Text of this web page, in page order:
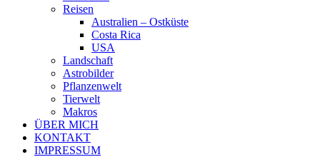
Reisen
Australien – Ostküste
Costa Rica
USA
Landschaft
Astrobilder
Pflanzenwelt
Tierwelt
Makros
ÜBER MICH
KONTAKT
IMPRESSUM